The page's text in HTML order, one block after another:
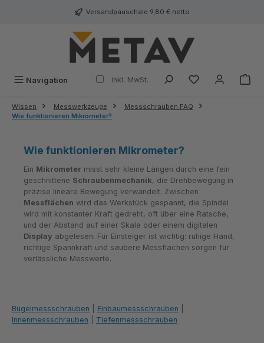
Versandpauschale 9,80 € netto
Navigation inkl. MwSt.
Wissen Messwerkzeuge
Messschrauben FAQ
Wie funktionieren Mikrometer?
Wie funktionieren Mikrometer?
Ein Mikrometer misst sehr kleine Längen durch eine fein
geschnittene Schraubenmechanik, die Drehbewegung in
präzise lineare Bewegung verwandelt. Zwischen
Messflächen wird das Werkstück gespannt, die Spindel
wird mit konstan­ter Kraft gedreht, oft über eine Ratsche,
und der Abstand auf einer Skala oder einem digitalen
Display abgelesen. Für Einsteiger ist wichtig: ruhige Hand,
richtige Spannkraft und saubere Messflächen sorgen für
verlässliche Messwerte.
Bügelmessschrauben Einbaumessschrauben
Innenmessschrauben
Tiefenmessschrauben